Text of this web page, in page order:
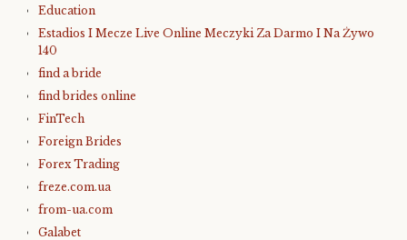
Education
Estadios I Mecze Live Online Meczyki Za Darmo I Na Żywo
140
find a bride
find brides online
FinTech
Foreign Brides
Forex Trading
freze.com.ua
from-ua.com
Galabet